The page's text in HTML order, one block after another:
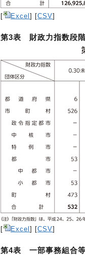
[ Excel ] [CSV]
第3表 財政力指数段
[ Excel ] [CSV]
第4表 一部事務組合